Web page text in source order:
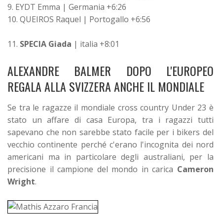
9. EYDT Emma | Germania +6:26
10. QUEIROS Raquel | Portogallo +6:56
11. SPECIA Giada | italia +8:01
ALEXANDRE BALMER DOPO L'EUROPEO
REGALA ALLA SVIZZERA ANCHE IL MONDIALE
Se tra le ragazze il mondiale cross country Under 23 è
stato un affare di casa Europa, tra i ragazzi tutti
sapevano che non sarebbe stato facile per i bikers del
vecchio continente perché c'erano l'incognita dei nord
americani ma in particolare degli australiani, per la
precisione il campione del mondo in carica Cameron
Wright.